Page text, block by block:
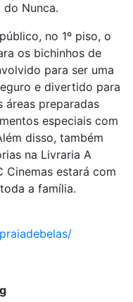
do Nunca.
no 1º piso, o
os bichinhos de
para ser uma
e divertido para
áreas preparadas
especiais com
disso, também
na Livraria A
Cinemas estará com
a família.